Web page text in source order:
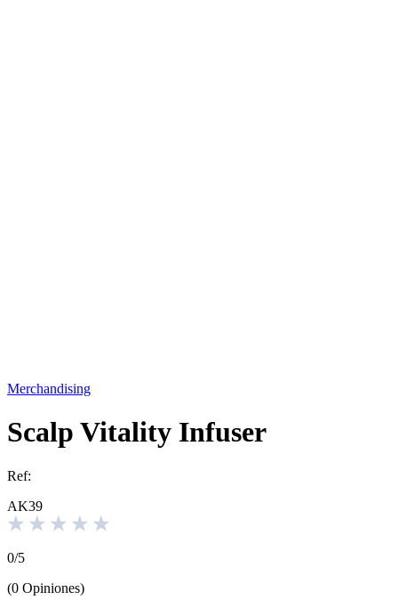
Merchandising
Scalp Vitality Infuser
Ref:
AK39
0/5
(0 Opiniones)